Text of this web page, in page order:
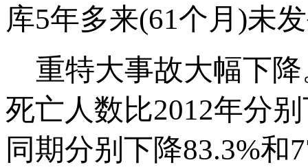
库5年多来(61个月)未
重特大事故大幅下降
死亡人数比2012年分
同期分别下降83.3%和